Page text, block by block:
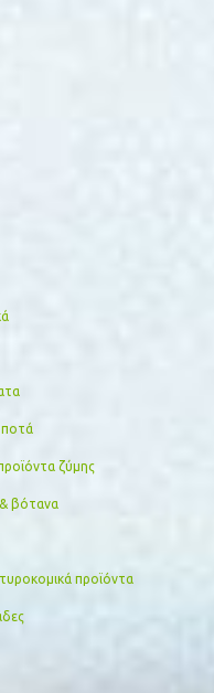
ποτά
ζύμης
βότανα
προϊόντα